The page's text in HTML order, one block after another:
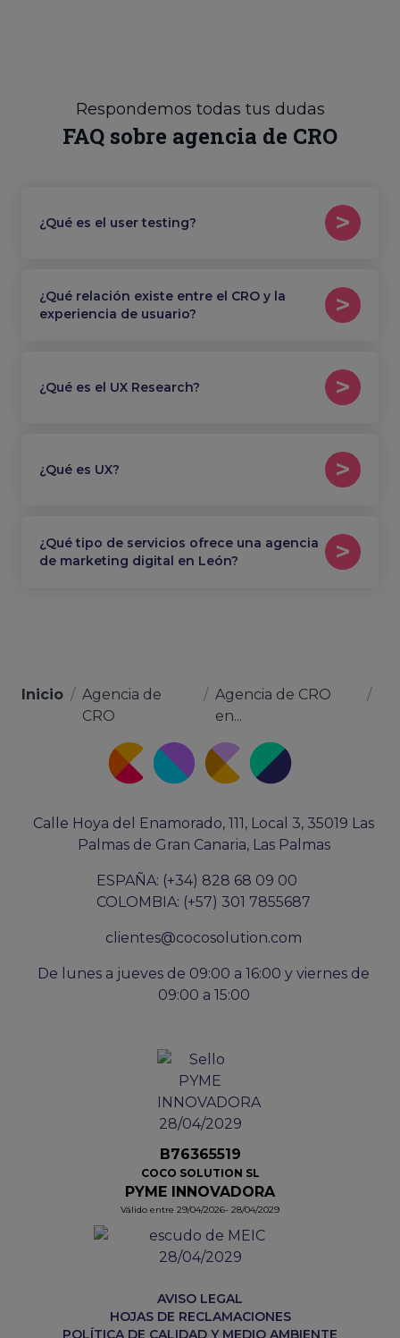
Respondemos todas tus dudas
FAQ sobre agencia de CRO
¿Qué es el user testing?
¿Qué relación existe entre el CRO y la
experiencia de usuario?
¿Qué es el UX Research?
¿Qué es UX?
¿Qué tipo de servicios ofrece una agencia
de marketing digital en León?
Inicio / Agencia de
CRO
/ Agencia de CRO
en...
/
Calle Hoya del Enamorado, 111, Local 3, 35019 Las
Palmas de Gran Canaria, Las Palmas
ESPAÑA: (+34) 828 68 09 00
COLOMBIA: (+57) 301 7855687
clientes@cocosolution.com
De lunes a jueves de 09:00 a 16:00 y viernes de
09:00 a 15:00
B76365519
COCO SOLUTION SL
PYME INNOVADORA
Válido entre 29/04/2026- 28/04/2029
AVISO LEGAL
HOJAS DE RECLAMACIONES
POLÍTICA DE CALIDAD Y MEDIO AMBIENTE